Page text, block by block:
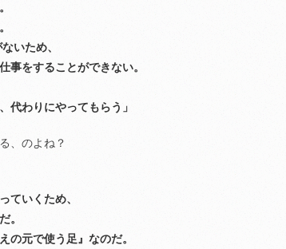
いため、
事をすることができない。
代わりにやってもらう」
、のよね？
ていくため、
。
の元で使う足』なのだ。